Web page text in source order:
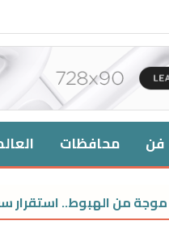
فن محافظات
استقرار سعر